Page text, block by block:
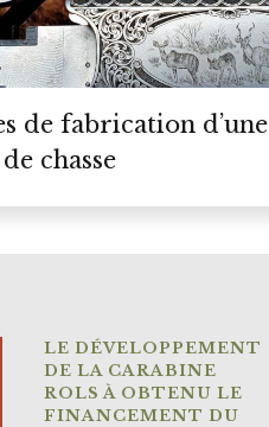
de fabrication d’une
chasse
LE DÉVELOPPEMENT
DE LA CARABINE
ROLS À OBTENU LE
FINANCEMENT DU